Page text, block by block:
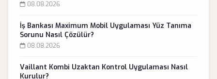
08.08.2026
İş Bankası Maximum Mobil Uygulaması Yüz Tanıma
Sorunu Nasıl Çözülür?
08.08.2026
Vaillant Kombi Uzaktan Kontrol Uygulaması Nasıl
Kurulur?